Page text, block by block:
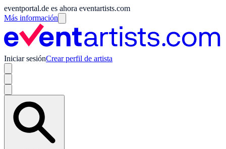
eventportal.de es ahora eventartists.com
Más información
Iniciar sesiónCrear perfil de artista